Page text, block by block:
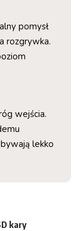
pomysł
rozgrywka.
wejścia.
lekko
kary